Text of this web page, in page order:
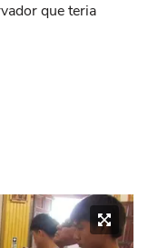
que teria